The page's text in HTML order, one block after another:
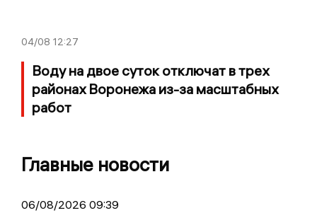
04/08 12:27
Воду на двое суток отключат в трех
районах Воронежа из-за масштабных
работ
Главные новости
06/08/2026 09:39